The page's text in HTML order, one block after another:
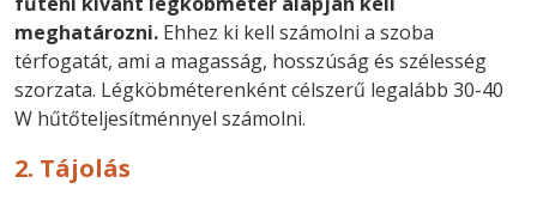
meghatározni. Ehhez ki kell számolni a szoba
térfogatát, ami a magasság, hosszúság és szélesség
szorzata. Légköbméterenként célszerű legalább 30-40
W hűtőteljesítménnyel számolni.
2. Tájolás